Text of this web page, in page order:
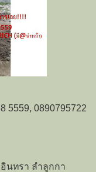
5559, 0890795722
นทรา ลำลูกกา